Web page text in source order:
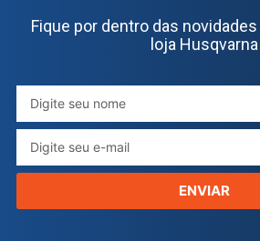
Fique por dentro das
loja Husqvarna
ENVIAR